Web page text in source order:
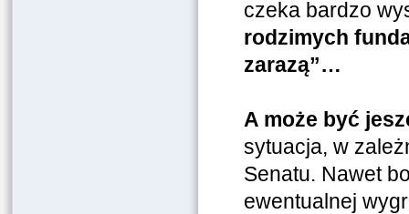
czeka bardzo
rodzimych
zarazą”…
A może być
sytuacja, w
Senatu. Nawet
ewentualnej